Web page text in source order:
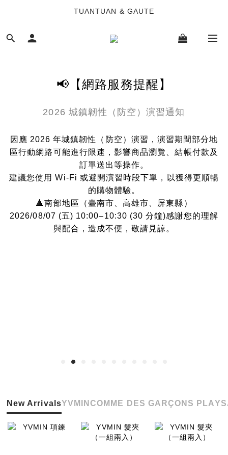
TUANTUAN & GAUTE
TUANTUAN & GAUTE
新會員註冊即贈 NT$100 購物金
📢【網路服務提醒】
2026 城鎮韌性（防空）演習通知
因應 2026 年城鎮韌性（防空）演習，演習期間部分地
區行動網路可能進行限速，影響商品瀏覽、結帳付款及
訂單送出等操作。
建議您使用 Wi-Fi 或避開演習時段下單，以獲得更順暢
的購物體驗。
🔺南部地區（臺南市、高雄市、屏東縣）
2026/08/07 (五) 10:00–10:30 (30 分鐘)感謝您的理解
與配合，造成不便，敬請見諒。
New ArrivalsYVMINCOMME DES GARÇONS PLAY